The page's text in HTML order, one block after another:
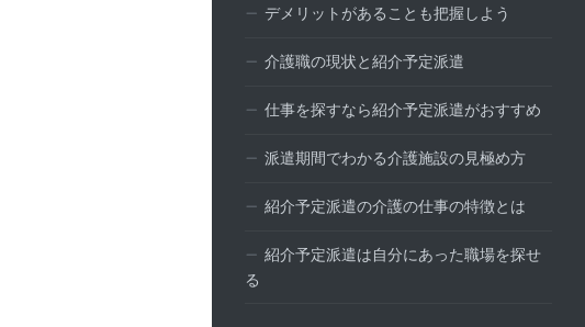
デメリットがあることも把握しよう
介護職の現状と紹介予定派遣
仕事を探すなら紹介予定派遣がおすすめ
派遣期間でわかる介護施設の見極め方
紹介予定派遣の介護の仕事の特徴とは
紹介予定派遣は自分にあった職場を探せ
る